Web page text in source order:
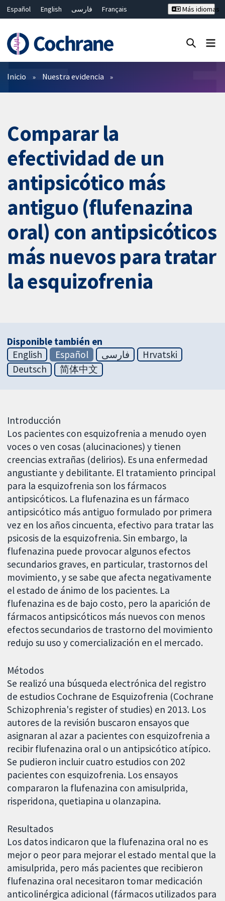
Español English فارسی
Français
Bahasa Malaysia
ไทย 繁體中文
Más idiomas
Filtros
Inicio Nuestra evidencia
Comparar la
efectividad de un
antipsicótico más
antiguo (flufenazina
oral) con antipsicóticos
más nuevos para tratar
la esquizofrenia
Disponible también en
English
Español فارسی
Hrvatski
Deutsch
简体中文
Introducción
Los pacientes con esquizofrenia a menudo oyen
voces o ven cosas (alucinaciones) y tienen
creencias extrañas (delirios). Es una enfermedad
angustiante y debilitante. El tratamiento principal
para la esquizofrenia son los fármacos
antipsicóticos. La flufenazina es un fármaco
antipsicótico más antiguo formulado por primera
vez en los años cincuenta, efectivo para tratar las
psicosis de la esquizofrenia. Sin embargo, la
flufenazina puede provocar algunos efectos
secundarios graves, en particular, trastornos del
movimiento, y se sabe que afecta negativamente
el estado de ánimo de los pacientes. La
flufenazina es de bajo costo, pero la aparición de
fármacos antipsicóticos más nuevos con menos
efectos secundarios de trastorno del movimiento
redujo su uso y comercialización en el mercado.
Métodos
Se realizó una búsqueda electrónica del registro
de estudios Cochrane de Esquizofrenia (Cochrane
Schizophrenia's register of studies) en 2013. Los
autores de la revisión buscaron ensayos que
asignaran al azar a pacientes con esquizofrenia a
recibir flufenazina oral o un antipsicótico atípico.
Se pudieron incluir cuatro estudios con 202
pacientes con esquizofrenia. Los ensayos
compararon la flufenazina con amisulprida,
risperidona, quetiapina u olanzapina.
Resultados
Los datos indicaron que la flufenazina oral no es
mejor o peor para mejorar el estado mental que la
amisulprida, pero más pacientes que recibieron
flufenazina oral necesitaron tomar medicación
anticolinérgica adicional (fármacos utilizados para